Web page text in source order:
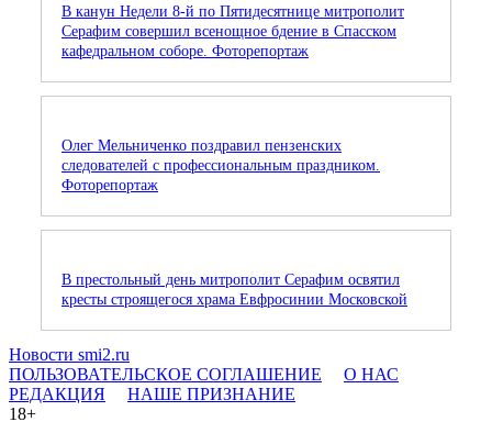
В канун Недели 8-й по Пятидесятнице митрополит
Серафим совершил всенощное бдение в Спасском
кафедральном соборе. Фоторепортаж
Олег Мельниченко поздравил пензенских
следователей с профессиональным праздником.
Фоторепортаж
В престольный день митрополит Серафим освятил
кресты строящегося храма Евфросинии Московской
Новости smi2.ru
ПОЛЬЗОВАТЕЛЬСКОЕ СОГЛАШЕНИЕ
О НАС
РЕДАКЦИЯ
НАШЕ ПРИЗНАНИЕ
18+